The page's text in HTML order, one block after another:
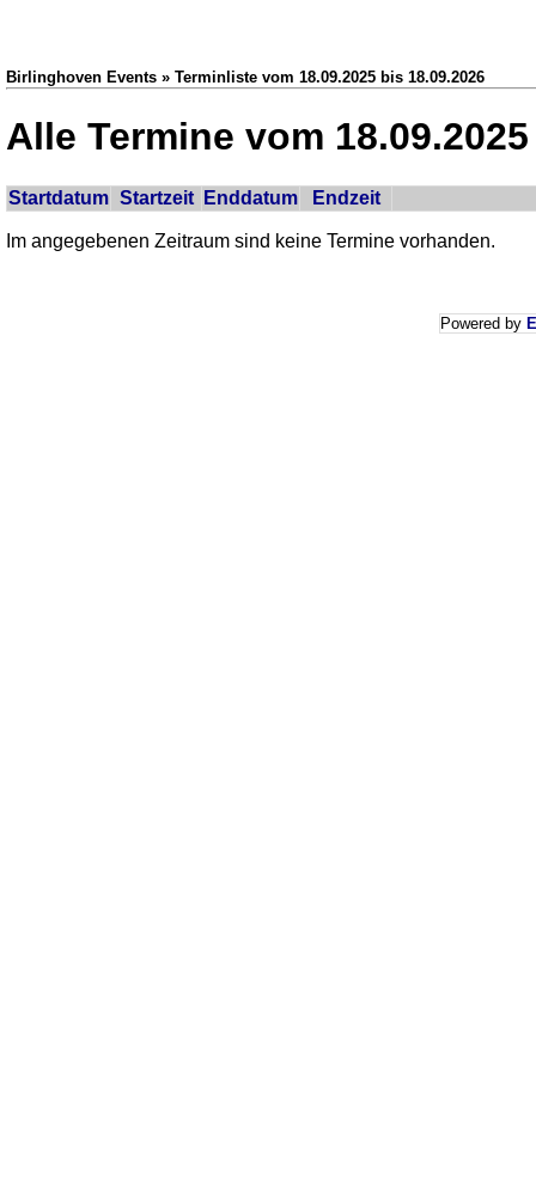
Birlinghoven Events » Terminliste vom 18.09.2025 bis 18.09.2026
Alle Termine vom
Startdatum Startzeit Enddatum Endzeit
Im angegebenen Zeitraum sind keine Termine vorhanden.
Powered by